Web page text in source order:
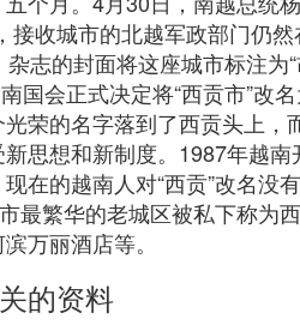
接收城市的北越军政部门仍
志的封面将这座城市标注
国会正式决定将“西贡市”改
荣的名字落到了西贡头上
思想和新制度。1987年越
在的越南人对“西贡”改名
最繁华的老城区被私下称
万丽酒店等。
的资料